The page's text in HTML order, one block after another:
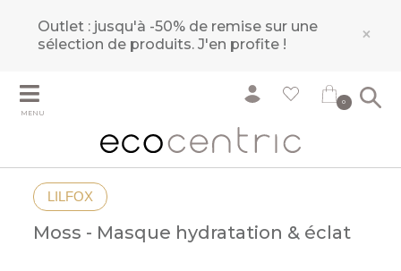
Outlet : jusqu'à -50% de remise sur une
sélection de produits.J'en profite ! ×
MENU
0
LILFOX
Moss - Masque hydratation & éclat